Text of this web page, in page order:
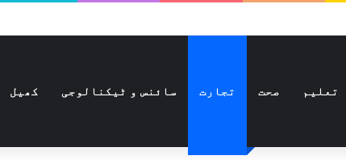
تعلیم صحت تجارت سائنس و ٹیکنالوجی کھیل